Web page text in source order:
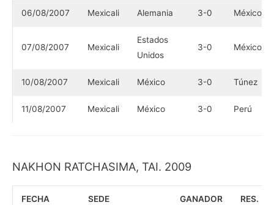
06/08/2007 Mexicali Alemania 3-0 México
07/08/2007 Mexicali
Estados
Unidos
3-0 México
10/08/2007 Mexicali México 3-0 Túnez
11/08/2007 Mexicali México 3-0 Perú
NAKHON RATCHASIMA, TAI. 2009
FECHA SEDE GANADOR RES.